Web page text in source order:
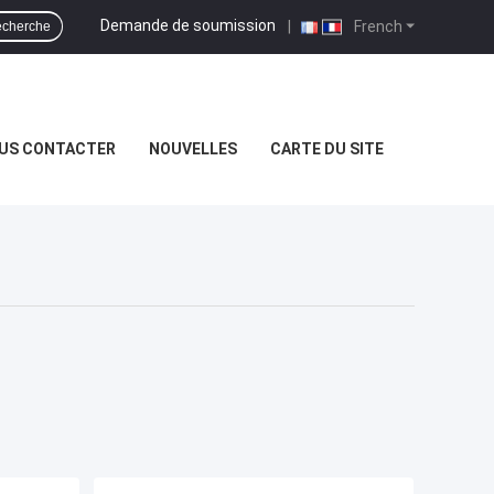
French
Demande de soumission |
CONTACTER NOUVELLES CARTE DU SITE